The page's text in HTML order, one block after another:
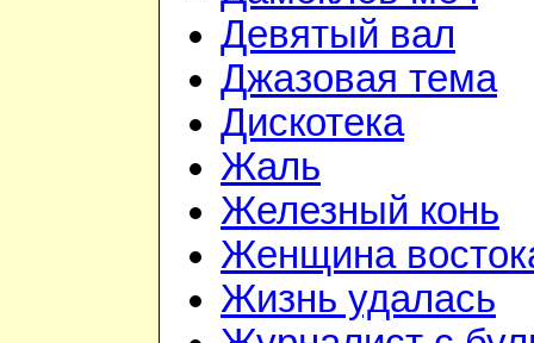
Девятый вал
Джазовая тема
Дискотека
Жаль
Железный конь
Женщина
Жизнь удалась